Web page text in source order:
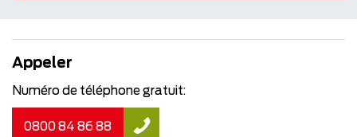
Appeler
Numéro de téléphone gratuit:
0800 84 86 88